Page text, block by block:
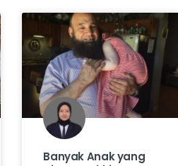
Banyak Anak yang